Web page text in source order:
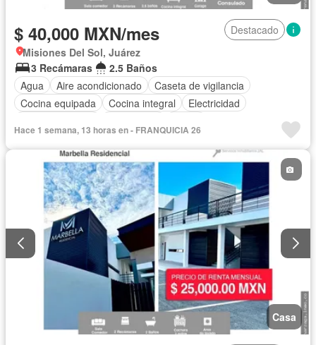
$ 40,000 MXN/mes
Destacado
Misiones Del Sol, Juárez
3 Recámaras
2.5 Baños
Agua
Aire acondicionado
Caseta de vigilancia
Cocina equipada
Cocina integral
Electricidad
Recámara con closet
Parcialmente amueblado
Hace 1 semana, 13 horas en - FRANQUICIA 26
Casa